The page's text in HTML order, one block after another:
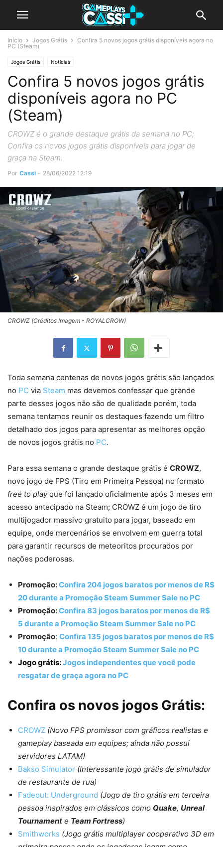
Início Jogos Grátis
Confira 5 novos jogos grátis disponíveis agora no
PC (Steam)
Jogos Grátis Notícias
Confira 5 novos jogos grátis
disponíveis agora no PC
(Steam)
CROWZ é o grande destaque grátis da semana no PC;
Confira os novos jogos grátis disponíveis para jogar de
graça na Steam.
Por Cassi - 28/06/2022 12:19
CROWZ (Créditos Imagem - ROYALCROW)
Toda semana centenas de novos jogos grátis são lançados
no PC via Steam mas devemos confessar que grande
parte desses jogos não são de qualidade porém, toda
semana tentamos reunir os destaques fazendo um filtro
detalhado dos jogos para apresentar as melhores opção
de novos jogos grátis no PC.
Para essa semana o grande destaque grátis é CROWZ,
novo jogo de FPS (Tiro em Primeira Pessoa) no formato
free to playque foi lançado oficialmente após 3 meses em
acesso antecipado na Steam; CROWZ é um jogo de tiro
multijogador massivo gratuito para jogar, baseado em
equipe, onde mercenários se envolvem em guerra total
para garantir recursos de meteoritos procurados por
nações poderosas.
Promoção:Confira 204 jogos baratos por menos de R$
20 durante a Promoção Steam Summer Sale no PC
Promoção:Confira 83 jogos baratos por menos de R$
5 durante a Promoção Steam Summer Sale no PC
Promoção: Confira 135 jogos baratos por menos de R$
10 durante a Promoção Steam Summer Sale no PC
Jogo grátis:Jogos independentes que você pode
resgatar de graça agora no PC
Confira os novos jogos Grátis:
CROWZ (Novo FPS promissor com gráficos realistas e
gameplay baseada em equipes; ainda não possui
servidores LATAM)
Bakso Simulator (Interessante jogo grátis de simulador
de restaurante de rua)
Fadeout: Underground (Jogo de tiro grátis em terceira
pessoa inspirados em clássicos como Quake, Unreal
Tournament e Team Fortress)
Smithworks (Jogo grátis multiplayer cooperativo 3D em